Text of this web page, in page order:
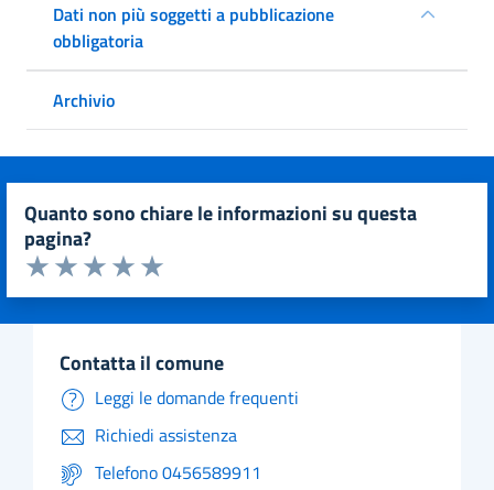
Dati non più soggetti a pubblicazione
obbligatoria
Archivio
quanto sono chiare le informazioni su questa
pagina?
Valuta da 1 a 5 stelle la pagina
Valuta 5 stelle su 5
Valuta 4 stelle su 5
Valuta 3 stelle su 5
Valuta 2 stelle su 5
Valuta 1 stelle su 5
contatta il comune
Leggi le domande frequenti
Richiedi assistenza
Telefono 0456589911